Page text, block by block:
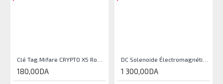
180,00DA 1 300,00DA